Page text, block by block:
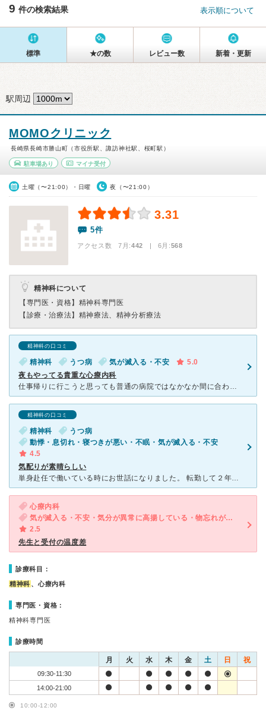
9 件の検索結果 表示順について
標準 ★の数 レビュー数 新着・更新
駅周辺
MOMOクリニック
長崎県長崎市勝山町（市役所駅、諏訪神社駅、桜町駅）
駐車場あり マイナ受付
土曜（〜21:00）・日曜 夜（〜21:00）
3.31
5件
アクセス数 7月:442 | 6月:568
精神科について
【専門医・資格】 精神科専門医
【診療・治療法】 精神療法、精神分析療法
精神科の口コミ
精神科 うつ病 気が滅入る・不安
5.0
夜もやってる貴重な心療内科
仕事帰りに行こうと思っても普通の病院ではなかなか間に合わず困っていました。 こちらは夜9時までやっているので助かりました。 先生は随分とお世話になりました。 こちらが何を話して良いのか考えが
精神科の口コミ
精神科
うつ病
動悸・息切れ・寝つきが悪い・不眠・気が滅入る・不安
4.5
気配りが素晴らしい
単身赴任で働いている時にお世話になりました。 転勤して２年がたち、疲労がたまっていましたが、不調が治らないため、相談に行きました。 私のまとまっていない話も、嫌がらずきいていただけ、いろんな事情も
心療内科
気が滅入る・不安・気分が異常に高揚している・物忘れがひどい・過眠
2.5
先生と受付の温度差
診療科目：
精神科 、心療内科
専門医・資格：
精神科専門医
診療時間
月 火 水 木 金 土 日 祝
09:30-11:30
14:00-21:00
10:00-12:00